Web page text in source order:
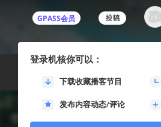
GPASS会员
登录机核你可以：
下载收藏播客节目
发布内容动态/评论